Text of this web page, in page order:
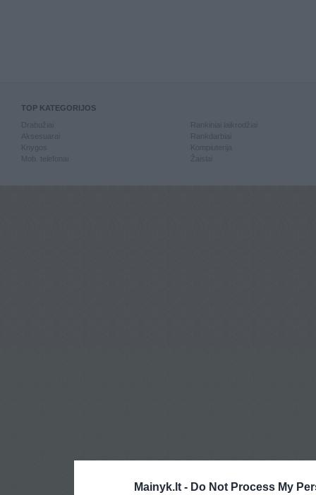
Mainyk.lt - Do Not Process My
TOP KATEGORIJOS
Knygos
Mob. telefonai
Kompiuterija
Žaislai